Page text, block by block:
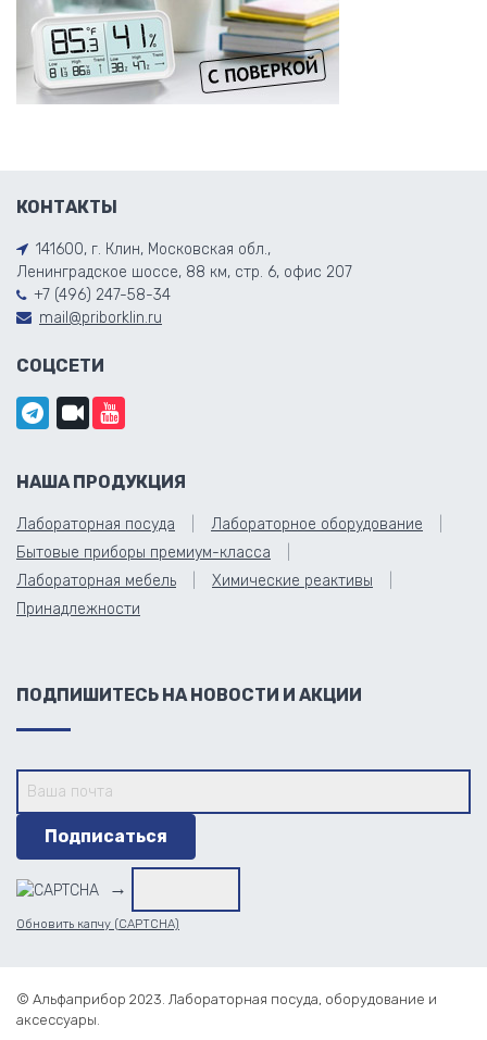
КОНТАКТЫ
141600, г. Клин, Московская обл.,
Ленинградское шоссе, 88 км, стр. 6, офис 207
+7 (496) 247-58-34
mail@priborklin.ru
СОЦСЕТИ
НАША ПРОДУКЦИЯ
Лабораторная посуда
Лабораторное оборудование
Бытовые приборы премиум-класса
Лабораторная мебель
Химические реактивы
Принадлежности
ПОДПИШИТЕСЬ НА НОВОСТИ И АКЦИИ
→
Обновить капчу (CAPTCHA)
© Альфаприбор 2023. Лабораторная посуда, оборудование и
аксессуары.